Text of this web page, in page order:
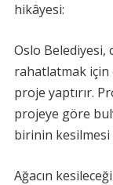
hikâyesi:
Oslo
rahatlatmak için
proje yaptırır.
projeye göre
birinin
Ağacın